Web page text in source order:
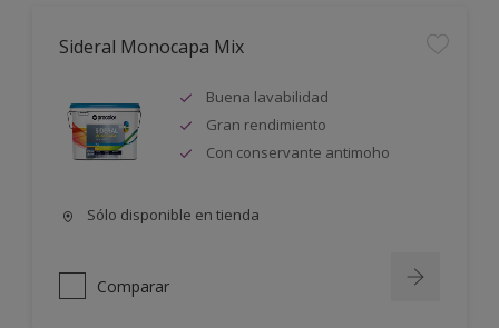
Sideral Monocapa Mix
Buena lavabilidad
Gran rendimiento
Con conservante antimoho
Sólo disponible en tienda
Comparar